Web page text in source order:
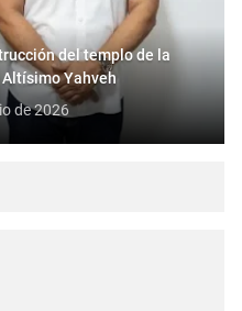
del templo de la
Yahveh
de 2026